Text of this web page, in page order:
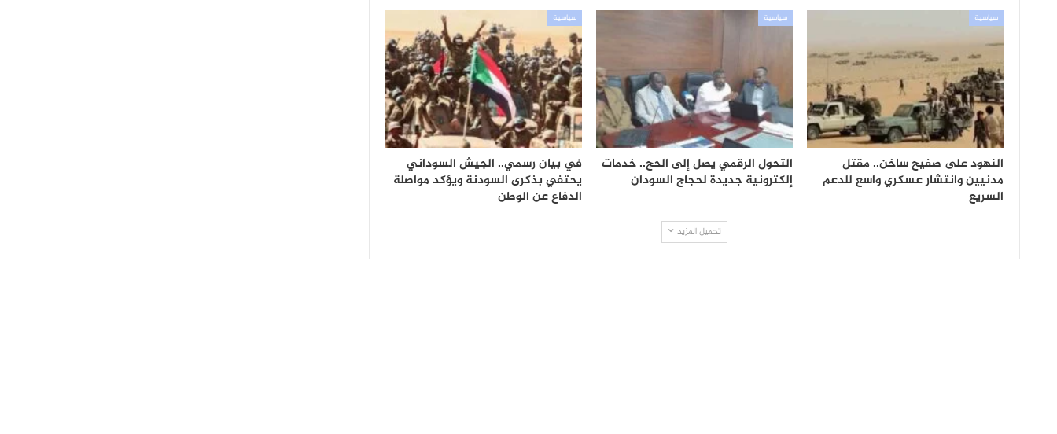
سياسية
النهود على صفيح ساخن.. مقتل
مدنيين وانتشار عسكري واسع للدعم
السريع
سياسية
التحول الرقمي يصل إلى الحج.. خدمات
إلكترونية جديدة لحجاج السودان
سياسية
في بيان رسمي.. الجيش السوداني
يحتفي بذكرى السودنة ويؤكد مواصلة
الدفاع عن الوطن
تحميل المزيد